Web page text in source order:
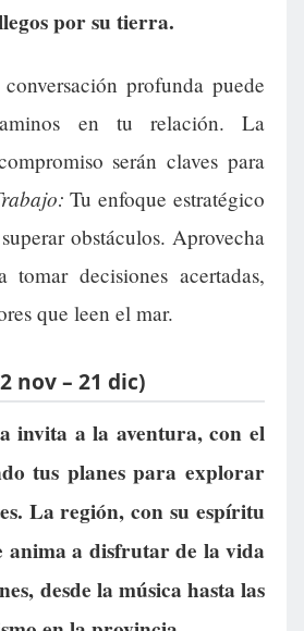
por su tierra.
profunda puede
en tu relación. La
serán claves para
Tu enfoque estratégico
obstáculos. Aprovecha
decisiones acertadas,
que leen el mar.
nov – 21 dic)
invita a la aventura, con el
tus planes para explorar
La región, con su espíritu
anima a disfrutar de la vida
desde la música hasta las